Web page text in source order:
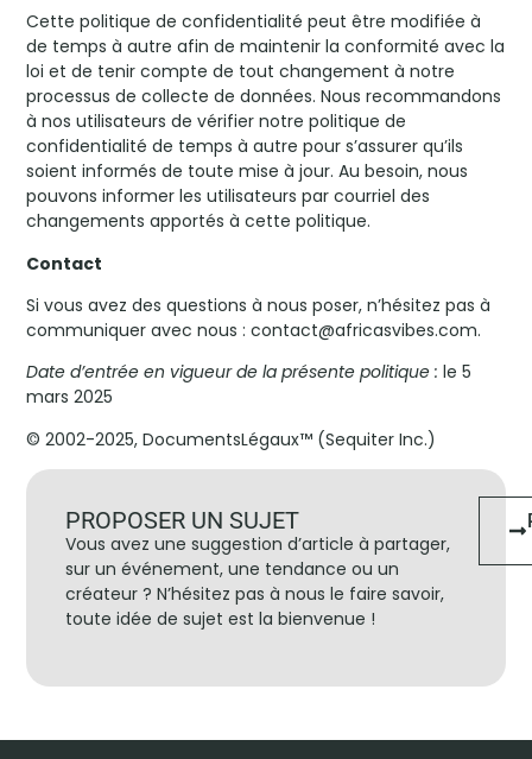
Cette politique de confidentialité peut être modifiée à
de temps à autre afin de maintenir la conformité avec la
loi et de tenir compte de tout changement à notre
processus de collecte de données. Nous recommandons
à nos utilisateurs de vérifier notre politique de
confidentialité de temps à autre pour s’assurer qu’ils
soient informés de toute mise à jour. Au besoin, nous
pouvons informer les utilisateurs par courriel des
changements apportés à cette politique.
Contact
Si vous avez des questions à nous poser, n’hésitez pas à
communiquer avec nous : contact@africasvibes.com.
Date d’entrée en vigueur de la présente politique :le 5
mars 2025
© 2002-2025, DocumentsLégaux™ (Sequiter Inc.)
PROPOSER UN SUJET
Vous avez une suggestion d’article à partager,
sur un événement, une tendance ou un
créateur ? N’hésitez pas à nous le faire savoir,
toute idée de sujet est la bienvenue !